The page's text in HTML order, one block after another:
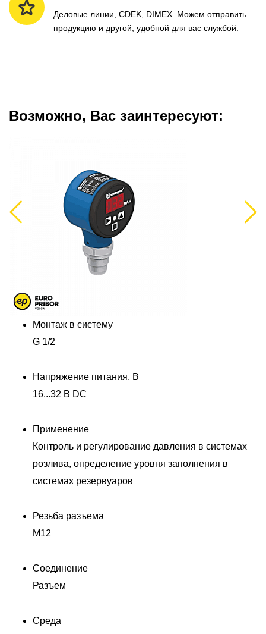
Деловые линии, CDEK, DIMEX. Можем отправить
продукцию и другой, удобной для вас службой.
Возможно, Вас заинтересуют:
Previous
Монтаж в систему
G 1/2
Напряжение питания, В
16...32 В DC
Применение
Контроль и регулирование давления в системах
розлива, определение уровня заполнения в
системах резервуаров
Резьба разъема
M12
Соединение
Разъем
Среда
Next